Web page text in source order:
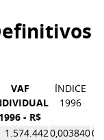
VAF
1996 - R$
ÍNDICE
1996
1.574.4420,003840